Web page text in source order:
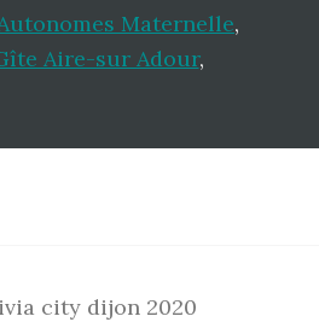
Maternelle,
Aire-sur Adour,
city dijon 2020